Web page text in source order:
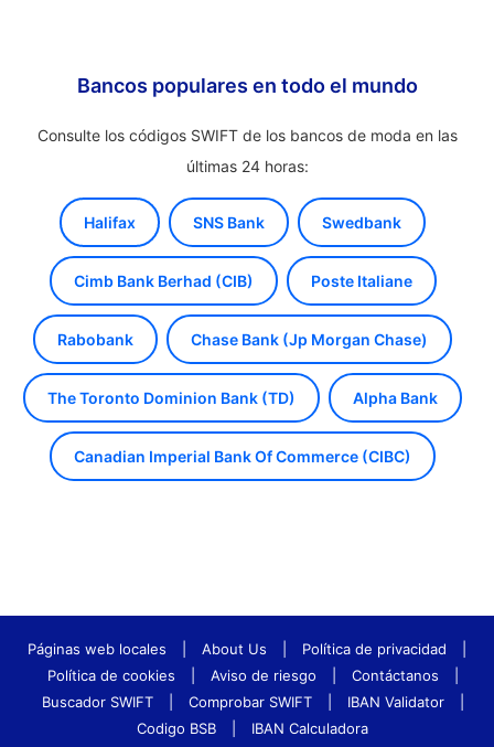
Bancos populares en todo el mundo
Consulte los códigos SWIFT de los bancos de moda en las
últimas 24 horas:
Halifax SNS Bank Swedbank
Cimb Bank Berhad (CIB) Poste Italiane
Rabobank Chase Bank (Jp Morgan Chase)
The Toronto Dominion Bank (TD) Alpha Bank
Canadian Imperial Bank Of Commerce (CIBC)
Páginas web locales About Us Política de privacidad
Política de cookies
Aviso de riesgo Contáctanos
Buscador SWIFT
Comprobar SWIFT IBAN Validator
Codigo BSB
IBAN Calculadora